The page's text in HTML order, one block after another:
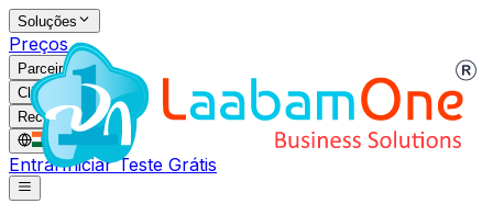
Soluções
Preços
Parceiros
Clientes
Recursos
IN/
EntrarIniciar Teste Grátis